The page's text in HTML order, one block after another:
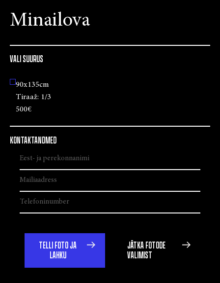
Minailova
VALI SUURUS
90x135cm
Tiraaž: 1/3
500€
KONTAKTANDMED
TELLI FOTO JA
LAHKU
JÄTKA FOTODE
VALIMIST